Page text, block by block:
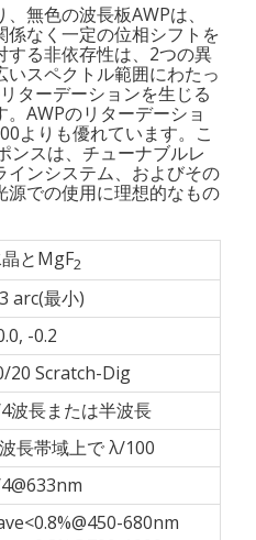
無色の波長板AWPは、
なく一定の位相シフトを
する非依存性は、2つの異
スペクトル範囲にわたっ
ターデーションを生じる
AWPのリターデーショ
よりも優れています。こ
ンスは、チューナブルレ
インシステム、およびその
での使用に理想的なもの
とMgF2
arc(最小)
-0.2
20 Scratch-Dig
波長または半波長
長帯域上で λ/100
680nm